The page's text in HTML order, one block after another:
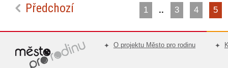
Předchozí 1 .. 3 4 5
O projektu Město pro rodinu